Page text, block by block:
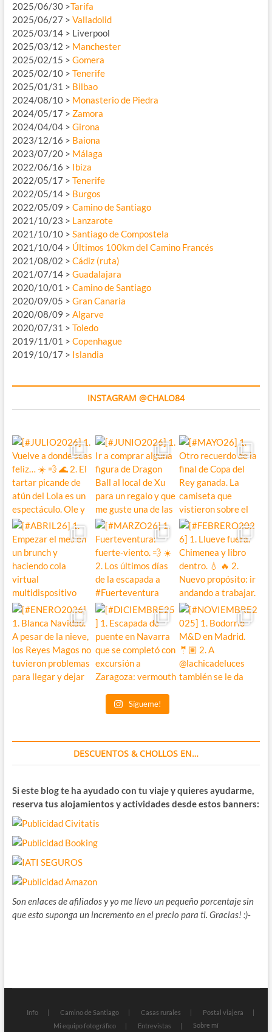
2025/06/30 >Tarifa
2025/06/27 > Valladolid
2025/03/14 > Liverpool
2025/03/12 > Manchester
2025/02/15 > Gomera
2025/02/10 > Tenerife
2025/01/31 > Bilbao
2024/08/10 > Monasterio de Piedra
2024/05/17 > Zamora
2024/04/04 > Girona
2023/12/16 > Baiona
2023/07/20 > Málaga
2022/06/16 > Ibiza
2022/05/17 > Tenerife
2022/05/14 > Burgos
2022/05/09 > Camino de Santiago
2021/10/23 > Lanzarote
2021/10/10 > Santiago de Compostela
2021/10/04 > Últimos 100km del Camino Francés
2021/08/02 > Cádiz (ruta)
2021/07/14 > Guadalajara
2020/10/01 > Camino de Santiago
2020/09/05 > Gran Canaria
2020/08/09 > Algarve
2020/07/31 > Toledo
2019/11/01 > Copenhague
2019/10/17 > Islandia
INSTAGRAM @CHALO84
Sígueme!
DESCUENTOS & CHOLLOS EN…
Si este blog te ha ayudado con tu viaje y quieres ayudarme,
reserva tus alojamientos y actividades desde estos banners:
Son enlaces de afiliados y yo me llevo un pequeño porcentaje sin
que esto suponga un incremento en el precio para ti. Gracias! :)-
Info Camino de Santiago Casas rurales
Postal viajera
Mi equipo fotográfico
Entrevistas Sobre mí